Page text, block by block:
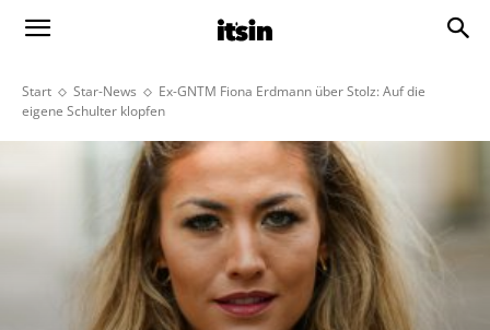
Start Star-News
Ex-GNTM Fiona Erdmann über Stolz: Auf die
eigene Schulter klopfen